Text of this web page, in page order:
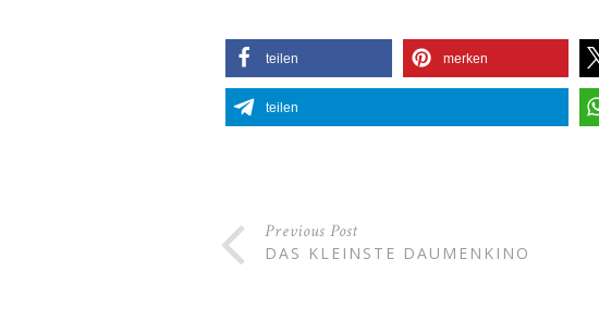
teilen merken
teilen
Previous Post
DAS KLEINSTE DAUMENKINO